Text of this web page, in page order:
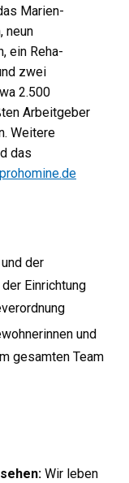
Marien-
neun
ein Reha-
zwei
2.500
Arbeitgeber
Weitere
das
der
Einrichtung
und
gesamten Team
Wir leben